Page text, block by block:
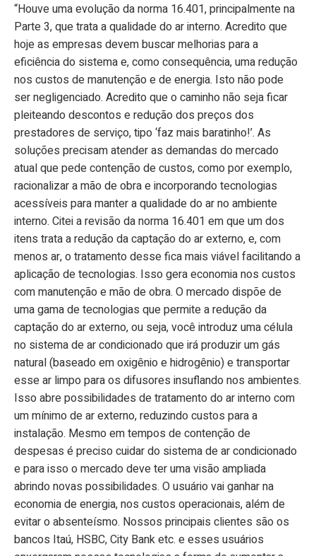
“Houve uma evolução da norma 16.401, principalmente na
Parte 3, que trata a qualidade do ar interno. Acredito que
hoje as empresas devem buscar melhorias para a
eficiência do sistema e, como consequência, uma redução
nos custos de manutenção e de energia. Isto não pode
ser negligenciado. Acredito que o caminho não seja ficar
pleiteando descontos e redução dos preços dos
prestadores de serviço, tipo ‘faz mais baratinho!’. As
soluções precisam atender as demandas do mercado
atual que pede contenção de custos, como por exemplo,
racionalizar a mão de obra e incorporando tecnologias
acessíveis para manter a qualidade do ar no ambiente
interno. Citei a revisão da norma 16.401 em que um dos
itens trata a redução da captação do ar externo, e, com
menos ar, o tratamento desse fica mais viável facilitando a
aplicação de tecnologias. Isso gera economia nos custos
com manutenção e mão de obra. O mercado dispõe de
uma gama de tecnologias que permite a redução da
captação do ar externo, ou seja, você introduz uma célula
no sistema de ar condicionado que irá produzir um gás
natural (baseado em oxigênio e hidrogênio) e transportar
esse ar limpo para os difusores insuflando nos ambientes.
Isso abre possibilidades de tratamento do ar interno com
um mínimo de ar externo, reduzindo custos para a
instalação. Mesmo em tempos de contenção de
despesas é preciso cuidar do sistema de ar condicionado
e para isso o mercado deve ter uma visão ampliada
abrindo novas possibilidades. O usuário vai ganhar na
economia de energia, nos custos operacionais, além de
evitar o absenteísmo. Nossos principais clientes são os
bancos Itaú, HSBC, City Bank etc. e esses usuários